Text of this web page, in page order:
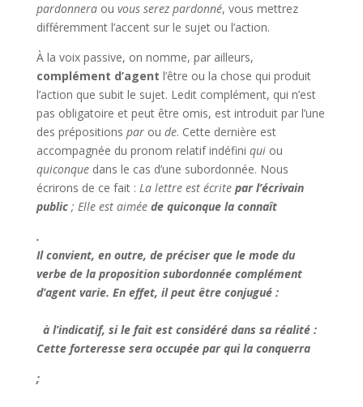
pardonneraou vous serez pardonné, vous mettrez
différemment l’accent sur le sujet ou l’action.
À la voix passive, on nomme, par ailleurs,
complément d’agent l’être ou la chose qui produit
l’action que subit le sujet. Ledit complément, qui n’est
pas obligatoire et peut être omis, est introduit par l’une
des prépositions parou de. Cette dernière est
accompagnée du pronom relatif indéfini quiou
quiconquedans le cas d’une subordonnée. Nous
écrirons de ce fait : La lettre est écrite par l’écrivain
public; Elle est aimée de quiconque la connaît
.
Il convient, en outre, de préciser que le mode du
verbe de la proposition subordonnée complément
d’agent varie. En effet, il peut être conjugué :
à l’indicatif, si le fait est considéré dans sa réalité :
Cette forteresse sera occupée par qui la conquerra
;